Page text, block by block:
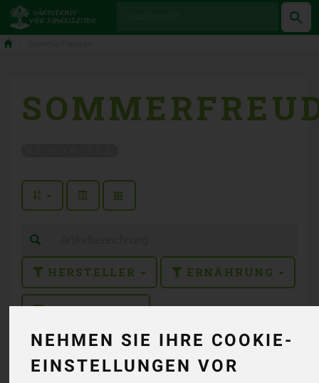
NEHMEN SIE IHRE COOKIE-
EINSTELLUNGEN VOR
HERSTELLER ERNÄHRUNG
ALLERGENE